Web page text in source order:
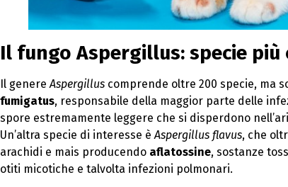
Il fungo Aspergillus: specie più
Il genereAspergillus comprende oltre 200 specie, ma
fumigatus, responsabile della maggior parte delle
spore estremamente leggere che si disperdono
Un’altra specie di interesse èAspergillus flavus, che
arachidi e mais producendo aflatossine, sostanze
otiti micotiche e talvolta infezioni polmonari.